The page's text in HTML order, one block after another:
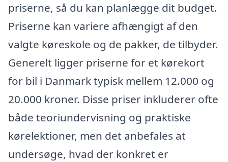
priserne, så du kan planlægge dit budget.
Priserne kan variere afhængigt af den
valgte køreskole og de pakker, de tilbyder.
Generelt ligger priserne for et kørekort
for bil i Danmark typisk mellem 12.000 og
20.000 kroner. Disse priser inkluderer ofte
både teoriundervisning og praktiske
kørelektioner, men det anbefales at
undersøge, hvad der konkret er